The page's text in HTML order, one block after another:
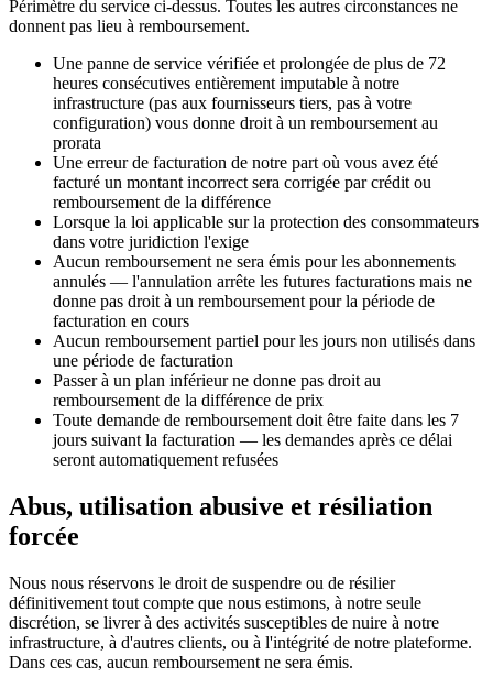
Périmètre du service ci-dessus. Toutes les autres circonstances ne
donnent pas lieu à remboursement.
Une panne de service vérifiée et prolongée de plus de 72
heures consécutives entièrement imputable à notre
infrastructure (pas aux fournisseurs tiers, pas à votre
configuration) vous donne droit à un remboursement au
prorata
Une erreur de facturation de notre part où vous avez été
facturé un montant incorrect sera corrigée par crédit ou
remboursement de la différence
Lorsque la loi applicable sur la protection des consommateurs
dans votre juridiction l'exige
Aucun remboursement ne sera émis pour les abonnements
annulés — l'annulation arrête les futures facturations mais ne
donne pas droit à un remboursement pour la période de
facturation en cours
Aucun remboursement partiel pour les jours non utilisés dans
une période de facturation
Passer à un plan inférieur ne donne pas droit au
remboursement de la différence de prix
Toute demande de remboursement doit être faite dans les 7
jours suivant la facturation — les demandes après ce délai
seront automatiquement refusées
Abus, utilisation abusive et résiliation
forcée
Nous nous réservons le droit de suspendre ou de résilier
définitivement tout compte que nous estimons, à notre seule
discrétion, se livrer à des activités susceptibles de nuire à notre
infrastructure, à d'autres clients, ou à l'intégrité de notre plateforme.
Dans ces cas, aucun remboursement ne sera émis.